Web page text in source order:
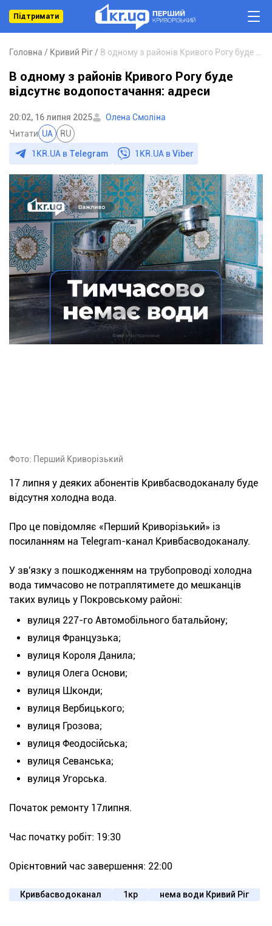
Підтримати
Головна Кривий Ріг
В одному з районів Кривого Рогу буде
відсутнє водопостачання: адреси
20:02, 16 липня 2025
Олена Смоліна
Читати UA RU
1KR.UA в Telegram 1KR.UA вViber
Фото: Перший Криворізький
17 липня у деяких абонентів Кривбасводоканалу буде
відсутня холодна вода.
Про це повідомляє «Перший Криворізький» із
посиланням на Telegram-канал Кривбасводоканалу.
У зв'язку з пошкодженням на трубопроводі холодна
вода тимчасово не потраплятимете до мешканців
таких вулиць у Покровському районі:
вулиця 227-го Автомобільного батальйону;
вулиця Французька;
вулиця Короля Данила;
вулиця Олега Основи;
вулиця Шконди;
вулиця Вербицького;
вулиця Грозова;
вулиця Феодосійська;
вулиця Севанська;
вулиця Угорська.
Початок ремонту 17липня.
Час початку робіт: 19:30
Орієнтовний час завершення: 22:00
Кривбасводоканал 1кр нема води Кривий Ріг